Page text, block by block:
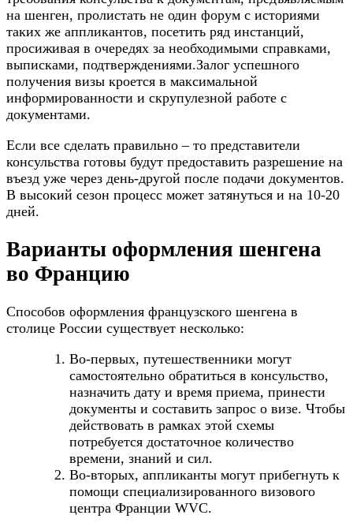
на шенген, пролистать не один форум с историями
таких же аппликантов, посетить ряд инстанций,
просиживая в очередях за необходимыми справками,
выписками, подтверждениями.Залог успешного
получения визы кроется в максимальной
информированности и скрупулезной работе с
документами.
Если все сделать правильно – то представители
консульства готовы будут предоставить разрешение на
въезд уже через день-другой после подачи документов.
В высокий сезон процесс может затянуться и на 10-20
дней.
Варианты оформления шенгена
во Францию
Способов оформления французского шенгена в
столице России существует несколько:
Во-первых, путешественники могут
самостоятельно обратиться в консульство,
назначить дату и время приема, принести
документы и составить запрос о визе. Чтобы
действовать в рамках этой схемы
потребуется достаточное количество
времени, знаний и сил.
Во-вторых, аппликанты могут прибегнуть к
помощи специализированного визового
центра Франции WVC.